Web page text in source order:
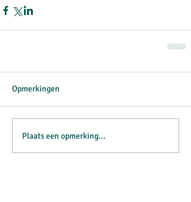
Opmerkingen
Plaats een opmerking...